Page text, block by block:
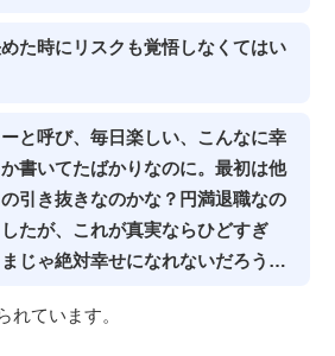
た時にリスクも覚悟しなくてはい
と呼び、毎日楽しい、こんなに幸
書いてたばかりなのに。最初は他
引き抜きなのかな？円満退職なの
たが、これが真実ならひどすぎ
じゃ絶対幸せになれないだろう…
れています。